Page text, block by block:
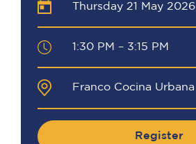
Thursday 21 May 2026
1:30 PM – 3:15 PM
Franco Cocina Urbana
Register